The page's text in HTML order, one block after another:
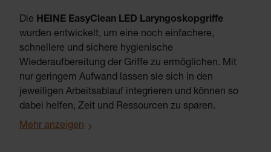
Die HEINE EasyClean LED Laryngoskopgriffe
wurden entwickelt, um eine noch einfachere,
schnellere und sichere hygienische
Wiederaufbereitung der Griffe zu ermöglichen. Mit
nur geringem Aufwand lassen sie sich in den
jeweiligen Arbeitsablauf integrieren und können so
dabei helfen, Zeit und Ressourcen zu sparen.
Mehr anzeigen